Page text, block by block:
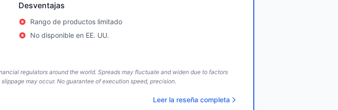
Desventajas
Rango de productos limitado
No disponible en EE. UU.
regulators around the world. Spreads may fluctuate and widen due to factors
may occur. No guarantee of execution speed, precision.
Leer la reseña completa